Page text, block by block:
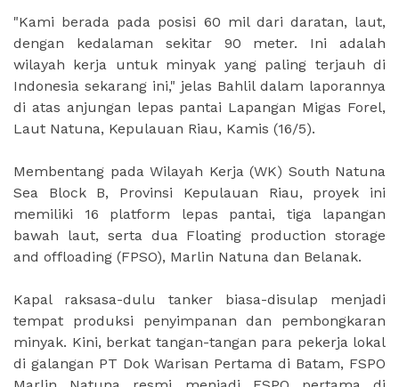
"Kami berada pada posisi 60 mil dari daratan, laut,
dengan kedalaman sekitar 90 meter. Ini adalah
wilayah kerja untuk minyak yang paling terjauh di
Indonesia sekarang ini," jelas Bahlil dalam laporannya
di atas anjungan lepas pantai Lapangan Migas Forel,
Laut Natuna, Kepulauan Riau, Kamis (16/5).
Membentang pada Wilayah Kerja (WK) South Natuna
Sea Block B, Provinsi Kepulauan Riau, proyek ini
memiliki 16 platform lepas pantai, tiga lapangan
bawah laut, serta dua Floating production storage
and offloading (FPSO), Marlin Natuna dan Belanak.
Kapal raksasa-dulu tanker biasa-disulap menjadi
tempat produksi penyimpanan dan pembongkaran
minyak. Kini, berkat tangan-tangan para pekerja lokal
di galangan PT Dok Warisan Pertama di Batam, FSPO